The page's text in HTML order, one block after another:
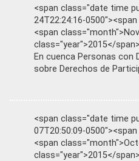
<span class="date time
24T22:24:16-
<span
class="year">2015</
En cuenca Personas con
sobre Derechos de
<span class="date time
07T20:50:09-
<span
class="year">2015</